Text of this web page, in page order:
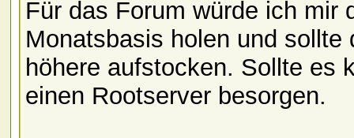
Für das Forum würde ich mir
Monatsbasis holen und
höhere aufstocken. Sollte es
einen Rootserver besorgen.